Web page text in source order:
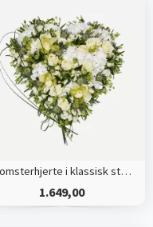
Blomsterhjerte i klassisk stil - creme
1.649,00